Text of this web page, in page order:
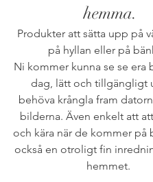
hemma.
Produkter att sätta upp på
på hyllan eller på
Ni kommer kunna se se era
dag, lätt och tillgängligt
behöva krångla fram
bilderna. Även enkelt att
och kära när de kommer på
också en otroligt fin
hemmet.